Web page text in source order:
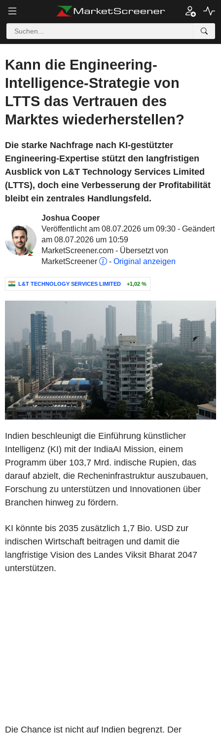
Kann die Engineering-
Intelligence-Strategie von
LTTS das Vertrauen des
Marktes wiederherstellen?
Die starke Nachfrage nach KI-gestützter
Engineering-Expertise stützt den langfristigen
Ausblick von L&T Technology Services Limited
(LTTS), doch eine Verbesserung der Profitabilität
bleibt ein zentrales Handlungsfeld.
Joshua Cooper
Veröffentlicht am 08.07.2026 um 09:30 - Geändert
am 08.07.2026 um 10:59
MarketScreener.com - Übersetzt von
MarketScreener
- Original anzeigen
L&T TECHNOLOGY SERVICES LIMITED +1,02 %
Indien beschleunigt die Einführung künstlicher
Intelligenz (KI) mit der IndiaAI Mission, einem
Programm über 103,7 Mrd. indische Rupien, das
darauf abzielt, die Recheninfrastruktur auszubauen,
Forschung zu unterstützen und Innovationen über
Branchen hinweg zu fördern.
KI könnte bis 2035 zusätzlich 1,7 Bio. USD zur
indischen Wirtschaft beitragen und damit die
langfristige Vision des Landes Viksit Bharat 2047
unterstützen.
Die Chance ist nicht auf Indien begrenzt. Der